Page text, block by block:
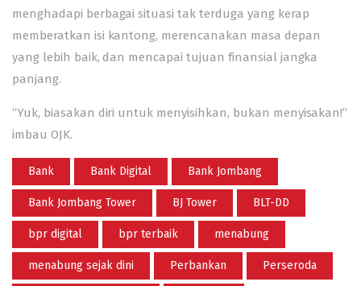
menghadapi berbagai situasi tak terduga yang kerap
memberatkan isi kantong, merencanakan masa depan
yang lebih baik, dan mencapai tujuan finansial jangka
panjang.
“Yuk, biasakan diri untuk menyisihkan, bukan menyisakan!”
imbau OJK.
Bank Bank Digital Bank Jombang
Bank Jombang Tower BJ Tower BLT-DD
bpr digital bpr terbaik menabung
menabung sejak dini Perbankan Perseroda